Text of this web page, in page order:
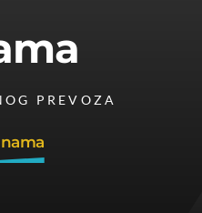
PREVOZA